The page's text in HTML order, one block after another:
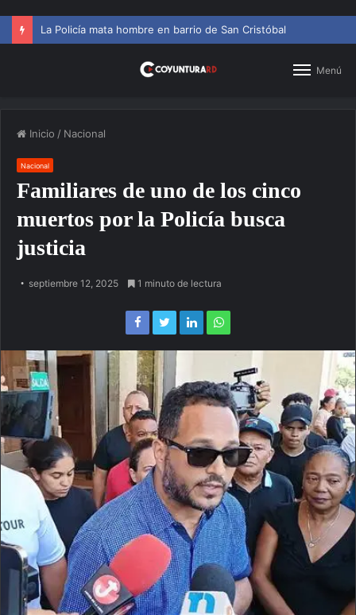
La Policía mata hombre en barrio de San Cristóbal
Menú
Inicio / Nacional
Nacional
Familiares de uno de los cinco
muertos por la Policía busca
justicia
septiembre 12, 2025 1 minuto de lectura